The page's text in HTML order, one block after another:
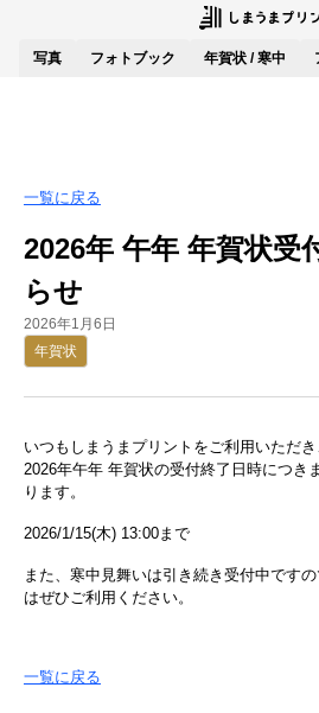
写真 フォトブック 年賀状 / 寒中
一覧に戻る
2026年 午年 年賀状受
らせ
2026年1月6日
年賀状
いつもしまうまプリントをご利用いただき
2026年午年 年賀状の受付終了日時につき
ります。
2026/1/15(木) 13:00まで
また、寒中見舞いは引き続き受付中です
はぜひご利用ください。
一覧に戻る